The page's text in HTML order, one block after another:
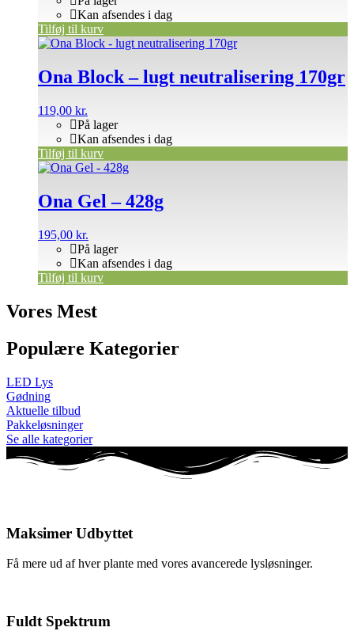
Kan afsendes i dag
Tilføj til kurv
Ona Block – lugt neutralisering 170gr
119,00 kr.
På lager
Kan afsendes i dag
Tilføj til kurv
Ona Gel – 428g
195,00 kr.
På lager
Kan afsendes i dag
Tilføj til kurv
Vores Mest
Populære Kategorier
LED Lys
Gødning
Aktuelle tilbud
Pakkeløsninger
Se alle kategorier
Maksimer Udbyttet
Få mere ud af hver plante med vores avancerede lysløsninger.
Fuldt Spektrum